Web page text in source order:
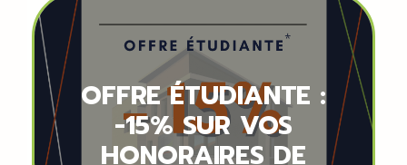
OFFRE ÉTUDIANTE :
-15% SUR VOS
HONORAIRES DE